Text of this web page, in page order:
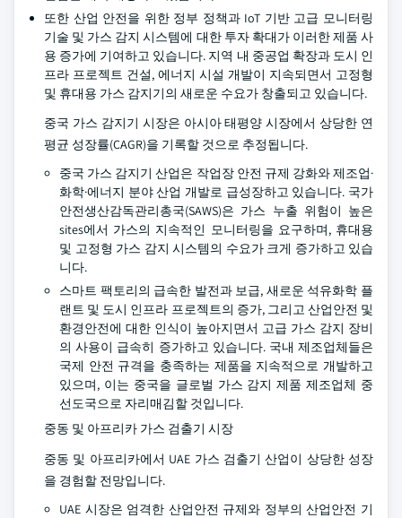
또한 산업 안전을 위한 정부 정책과 IoT 기반 고급 모니터링
기술 및 가스 감지 시스템에 대한 투자 확대가 이러한 제품 사
용 증가에 기여하고 있습니다. 지역 내 중공업 확장과 도시 인
프라 프로젝트 건설, 에너지 시설 개발이 지속되면서 고정형
및 휴대용 가스 감지기의 새로운 수요가 창출되고 있습니다.
중국 가스 감지기 시장은 아시아 태평양 시장에서 상당한 연
평균 성장률(CAGR)을 기록할 것으로 추정됩니다.
중국 가스 감지기 산업은 작업장 안전 규제 강화와 제조업·
화학·에너지 분야 산업 개발로 급성장하고 있습니다. 국가
안전생산감독관리총국(SAWS)은 가스 누출 위험이 높은
sites에서 가스의 지속적인 모니터링을 요구하며, 휴대용
및 고정형 가스 감지 시스템의 수요가 크게 증가하고 있습
니다.
스마트 팩토리의 급속한 발전과 보급, 새로운 석유화학 플
랜트 및 도시 인프라 프로젝트의 증가, 그리고 산업안전 및
환경안전에 대한 인식이 높아지면서 고급 가스 감지 장비
의 사용이 급속히 증가하고 있습니다. 국내 제조업체들은
국제 안전 규격을 충족하는 제품을 지속적으로 개발하고
있으며, 이는 중국을 글로벌 가스 감지 제품 제조업체 중
선도국으로 자리매김할 것입니다.
중동 및 아프리카 가스 검출기 시장
중동 및 아프리카에서 UAE 가스 검출기 산업이 상당한 성장
을 경험할 전망입니다.
UAE 시장은 엄격한 산업안전 규제와 정부의 산업안전 기